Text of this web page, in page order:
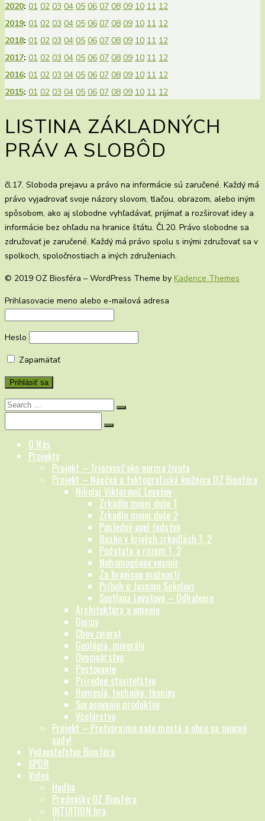
2020: 01 02 03 04 05 06 07 08 09 10 11 12
2019: 01 02 03 04 05 06 07 08 09 10 11 12
2018: 01 02 03 04 05 06 07 08 09 10 11 12
2017: 01 02 03 04 05 06 07 08 09 10 11 12
2016: 01 02 03 04 05 06 07 08 09 10 11 12
2015: 01 02 03 04 05 06 07 08 09 10 11 12
LISTINA ZÁKLADNÝCH
PRÁV A SLOBÔD
čl.17. Sloboda prejavu a právo na informácie sú zaručené. Každý má
právo vyjadrovať svoje názory slovom, tlačou, obrazom, alebo iným
spôsobom, ako aj slobodne vyhľadávať, prijímať a rozširovať idey a
informácie bez ohľadu na hranice štátu. Čl.20. Právo slobodne sa
združovať je zaručené. Každý má právo spolu s inými združovať sa v
spolkoch, spoločnostiach a iných združeniach.
© 2019 OZ Biosféra – WordPress Theme by Kadence Themes
Prihlasovacie meno alebo e-mailová adresa
Heslo
Zapamätať
Search
for:
O Nás
Projekty
Projekt – Triezvosť ako norma života
Projekt – Náučná a faktografická knižnica OZ Biosféra
Nikolaj Viktorovič Levašov
Zrkadlo mojej duše 1
Zrkadlo mojej duše 2
Posledný apel ľudstvu
Rusko v krivých zrkadlách 1, 2
Podstata a rozum 1, 2
Nehomogénny vesmír
Za hranicou možností
Príbeh o Jasnom Sokolovi
Svetlana Levašová – Odhalenie
Architektúra a umenie
Dejiny
Chov zvierat
Geológia, minerály
Ovocinárstvo
Pestovanie
Prírodné staviteľstvo
Remeslá, techniky, tkaniny
Spracovanie produktov
Včelárstvo
Projekt – Pretvárajme naše mestá a obce na ovocné
sady!
Vydavateľstvo Biosféra
SPDR
Videá
Hudba
Prednášky OZ Biosféra
INTUITION hra